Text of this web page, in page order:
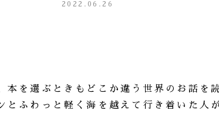
2022.06.26
本を選ぶときもどこか違う世界のお話を
とふわっと軽く海を越えて行き着いた人